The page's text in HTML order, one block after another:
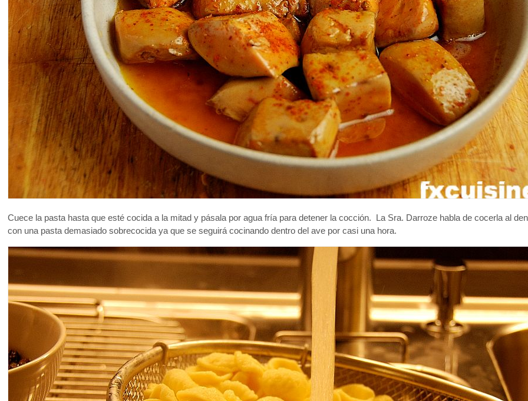
Cuece la pasta hasta que esté cocida a la mitad y pásala por agua fría para detener la cocción. La Sra. Darroze habla de cocerla al
con una pasta demasiado sobrecocida ya que se seguirá cocinando dentro del ave por casi una hora.